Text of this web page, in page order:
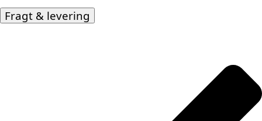
Fragt & levering